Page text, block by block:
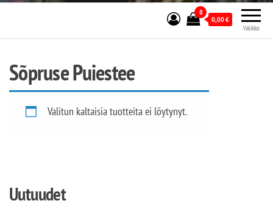
sydämessä.
Valikko
0
0,00€
Sõpruse Puiestee
Valitun kaltaisia tuotteita ei löytynyt.
Uutuudet